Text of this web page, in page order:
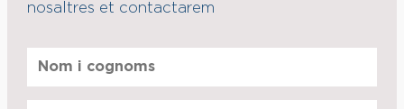
nosaltres et contactarem